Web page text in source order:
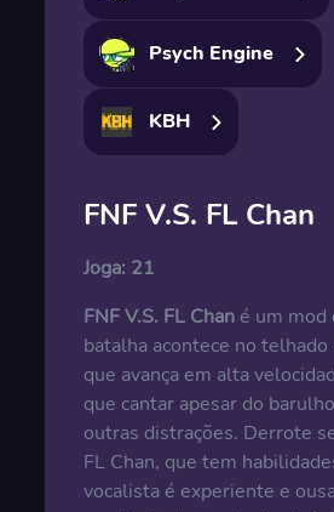
Psych Engine
KBH
FNF V.S. FL Chan
Joga: 21
FNF V.S. FL Chané um mod
batalha acontece no
que avança em alta
que cantar apesar do
outras distrações. Derrote
FL Chan, que tem
vocalista é experiente e